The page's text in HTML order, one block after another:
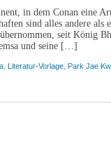
in dem Conan eine
sind alles andere als
seit König
und seine […]
Literatur-Vorlage Park Jae